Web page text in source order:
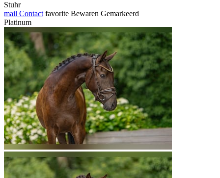
Stuhr
mail Contact favorite Bewaren Gemarkeerd
Platinum